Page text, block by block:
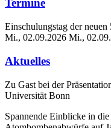
Termine
Einschulungstag der neuen
Mi., 02.09.2026 Mi.,
Aktuelles
Zu Gast bei der
Universität Bonn
Spannende Einblicke in